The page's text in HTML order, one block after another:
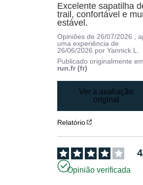
Excelente sapatilha
trail, confortável e
estável.
Opiniões de 26/07/2026
,
uma experiência de
26/06/2026 porYannick L.
Publicado originalmente
run.fr (fr)
Ver a avaliação
original
Relatório
4
Opinião verificada